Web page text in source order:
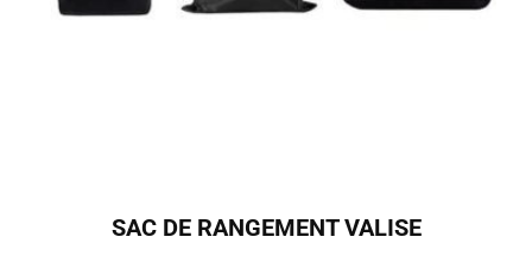
SAC DE RANGEMENT VALISE